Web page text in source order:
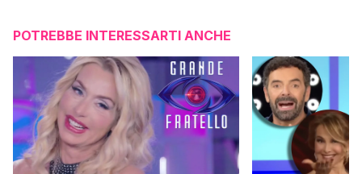
POTREBBE INTERESSARTI ANCHE